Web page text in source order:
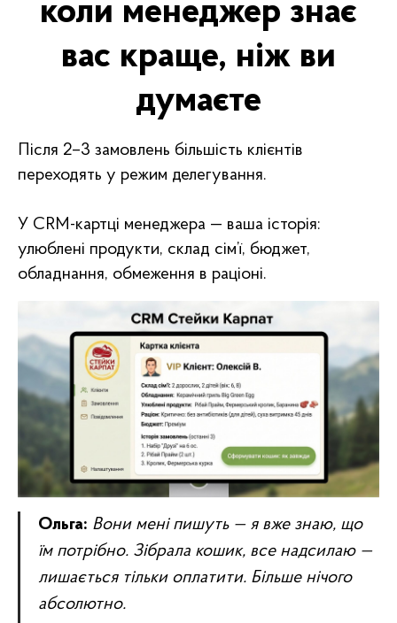
коли менеджер знає
вас краще, ніж ви
думаєте
Після 2–3 замовлень більшість клієнтів
переходять у режим делегування.
У CRM-картці менеджера — ваша історія:
улюблені продукти, склад сім’ї, бюджет,
обладнання, обмеження в раціоні.
Ольга: Вони мені пишуть — я вже знаю, що
їм потрібно. Зібрала кошик, все надсилаю —
лишається тільки оплатити. Більше нічого
абсолютно.